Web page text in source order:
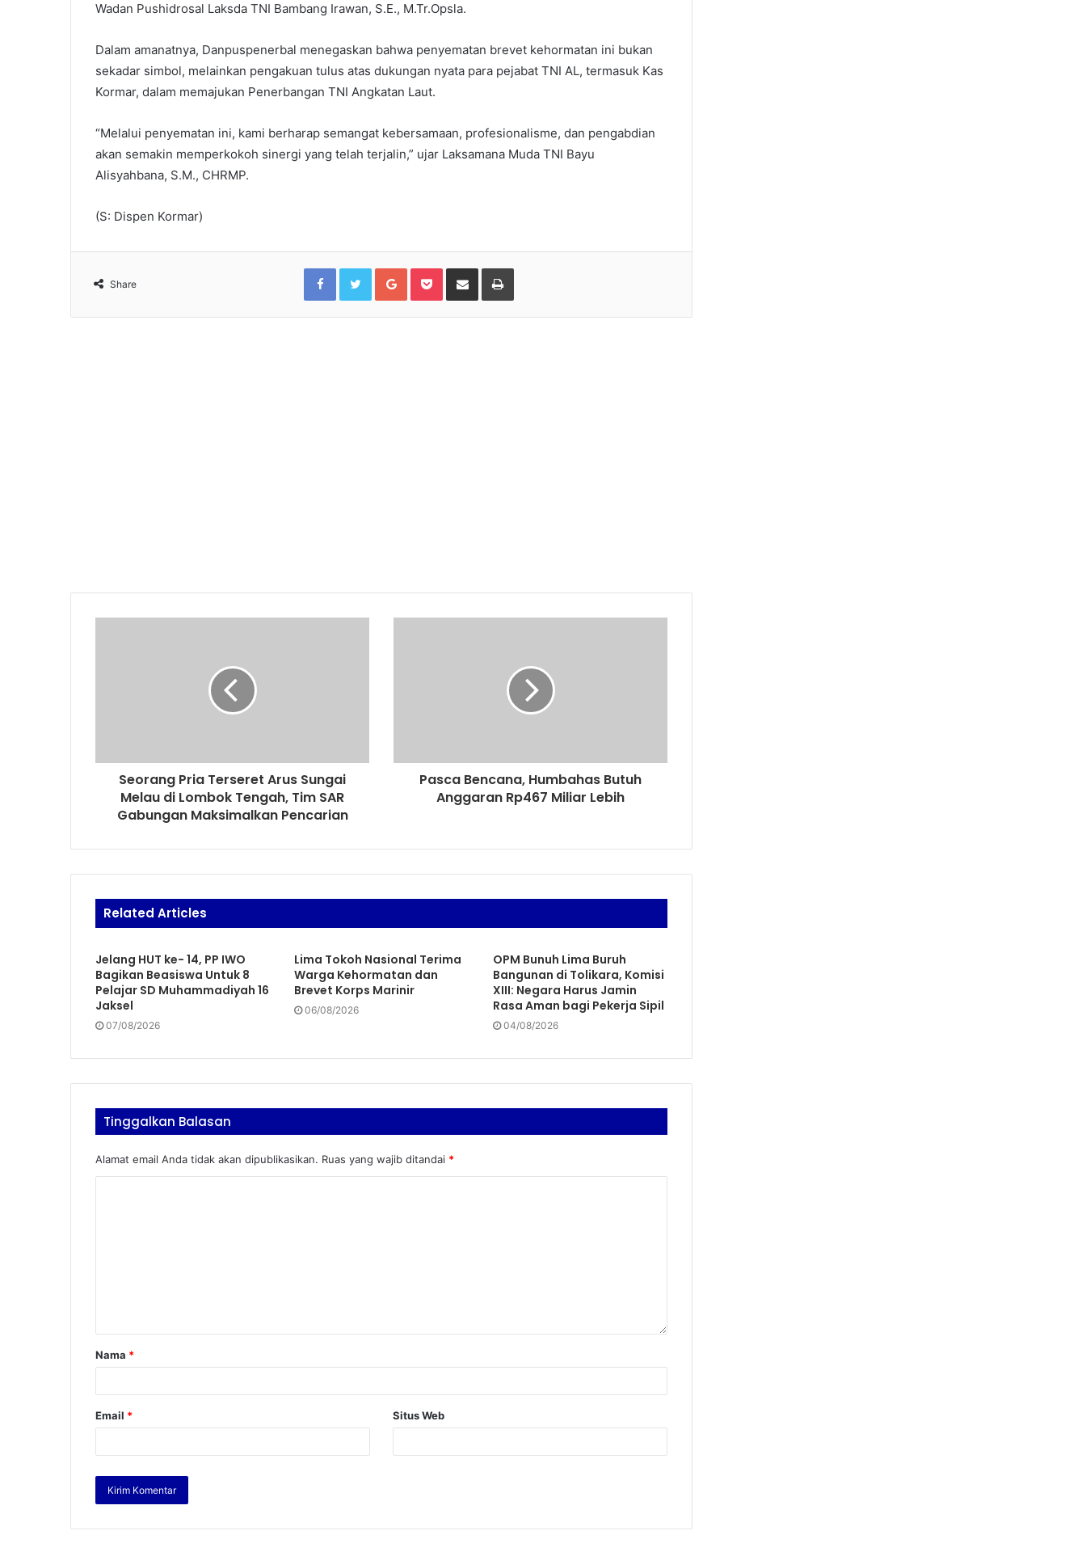
Wadan Pushidrosal Laksda TNI Bambang Irawan, S.E., M.Tr.Opsla.
Dalam amanatnya, Danpuspenerbal menegaskan bahwa penyematan brevet kehormatan ini bukan
sekadar simbol, melainkan pengakuan tulus atas dukungan nyata para pejabat TNI AL, termasuk Kas
Kormar, dalam memajukan Penerbangan TNI Angkatan Laut.
“Melalui penyematan ini, kami berharap semangat kebersamaan, profesionalisme, dan pengabdian
akan semakin memperkokoh sinergi yang telah terjalin,” ujar Laksamana Muda TNI Bayu
Alisyahbana, S.M., CHRMP.
(S: Dispen Kormar)
Share
FacebookTwitterGoogle+PocketShare via Email Print
Seorang Pria Terseret Arus Sungai
Melau di Lombok Tengah, Tim SAR
Gabungan Maksimalkan Pencarian
Pasca Bencana, Humbahas Butuh
Anggaran Rp467 Miliar Lebih
Related Articles
Jelang HUT ke- 14, PP IWO
Bagikan Beasiswa Untuk 8
Pelajar SD Muhammadiyah 16
Jaksel
07/08/2026
Lima Tokoh Nasional Terima
Warga Kehormatan dan
Brevet Korps Marinir
06/08/2026
OPM Bunuh Lima Buruh
Bangunan di Tolikara, Komisi
XIII: Negara Harus Jamin
Rasa Aman bagi Pekerja Sipil
04/08/2026
Tinggalkan Balasan
Alamat email Anda tidak akan dipublikasikan. Ruas yang wajib ditandai *
Nama *
Email * Situs Web